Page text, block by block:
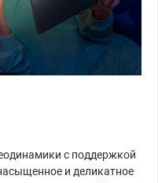
с поддержкой
и деликатное